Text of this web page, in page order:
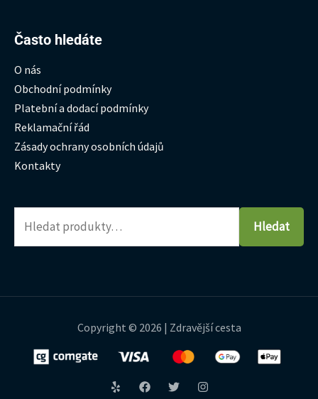
Často hledáte
O nás
Obchodní podmínky
Platební a dodací podmínky
Reklamační řád
Zásady ochrany osobních údajů
Kontakty
Hledat:
Hledat
Copyright © 2026 | Zdravější cesta